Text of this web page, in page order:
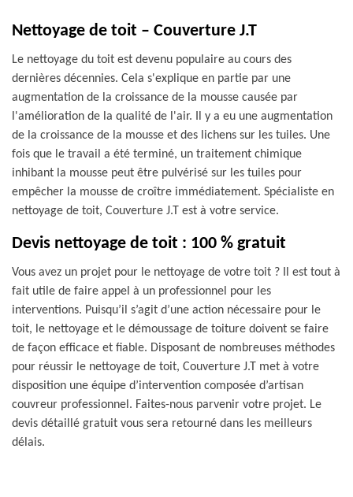
Nettoyage de toit – Couverture J.T
Le nettoyage du toit est devenu populaire au cours des
dernières décennies. Cela s'explique en partie par une
augmentation de la croissance de la mousse causée par
l'amélioration de la qualité de l'air. Il y a eu une augmentation
de la croissance de la mousse et des lichens sur les tuiles. Une
fois que le travail a été terminé, un traitement chimique
inhibant la mousse peut être pulvérisé sur les tuiles pour
empêcher la mousse de croître immédiatement. Spécialiste en
nettoyage de toit, Couverture J.T est à votre service.
Devis nettoyage de toit : 100 % gratuit
Vous avez un projet pour le nettoyage de votre toit ? Il est tout à
fait utile de faire appel à un professionnel pour les
interventions. Puisqu’il s’agit d’une action nécessaire pour le
toit, le nettoyage et le démoussage de toiture doivent se faire
de façon efficace et fiable. Disposant de nombreuses méthodes
pour réussir le nettoyage de toit, Couverture J.T met à votre
disposition une équipe d’intervention composée d’artisan
couvreur professionnel. Faites-nous parvenir votre projet. Le
devis détaillé gratuit vous sera retourné dans les meilleurs
délais.